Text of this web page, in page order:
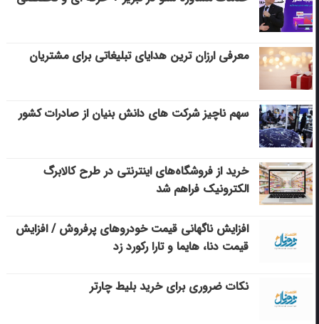
معرفی ارزان ترین هدایای تبلیغاتی برای مشتریان
سهم ناچیز شرکت های دانش بنیان از صادرات کشور
خرید از فروشگاه‌های اینترنتی در طرح کالابرگ
الکترونیک فراهم شد
افزایش ناگهانی قیمت خودروهای پرفروش / افزایش
قیمت دنا، هایما و تارا رکورد زد
نکات ضروری برای خرید بلیط چارتر